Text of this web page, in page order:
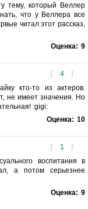
тему, который Веллер
что у Веллера все
читал этот рассказ,
Оценка: 9
[ 4 ]
кто-то из актеров.
не имеет значения. Но
:gigi:
Оценка: 10
[ 1 ]
воспитания в
а потом серьезнее
Оценка: 9